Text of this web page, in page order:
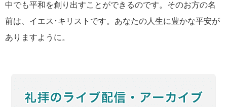
中でも平和を創り出すことができるのです。そのお方の名
前は、イエス･キリストです。あなたの人生に豊かな平安が
ありますように。